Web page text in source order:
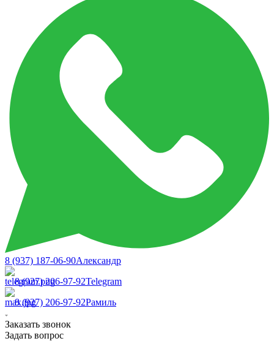
8 (937) 187-06-90Александр
8 (927) 206-97-92Telegram
8 (927) 206-97-92Рамиль
Заказать звонок
Задать вопрос